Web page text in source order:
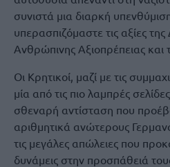
συνιστά μια διαρκή
υπερασπιζόμαστε τις αξίες
Ανθρώπινης Αξιοπρέπειας και
Οι Κρητικοί, μαζί με τις
μία από τις πιο λαμπρές
σθεναρή αντίσταση που
αριθμητικά ανώτερους
τις μεγάλες απώλειες που
δυνάμεις στην προσπάθειά